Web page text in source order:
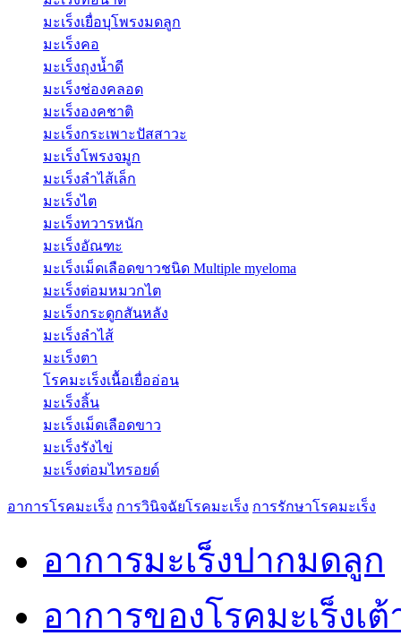
มะเร็งเยื่อบุโพรงมดลูก
มะเร็งคอ
มะเร็งถุงน้ำดี
มะเร็งช่องคลอด
มะเร็งองคชาติ
มะเร็งกระเพาะปัสสาวะ
มะเร็งโพรงจมูก
มะเร็งลำไส้เล็ก
มะเร็งไต
มะเร็งทวารหนัก
มะเร็งอัณฑะ
มะเร็งเม็ดเลือดขาวชนิด Multiple myeloma
มะเร็งต่อมหมวกไต
มะเร็งกระดูกสันหลัง
มะเร็งลำไส้
มะเร็งตา
โรคมะเร็งเนื้อเยื่ออ่อน
มะเร็งลิ้น
มะเร็งเม็ดเลือดขาว
มะเร็งรังไข่
มะเร็งต่อมไทรอยด์
อาการโรคมะเร็ง การวินิจฉัยโรคมะเร็ง การรักษาโรคมะเร็ง
อาการมะเร็งปากมดลูก
อาการของโรคมะเร็งเ